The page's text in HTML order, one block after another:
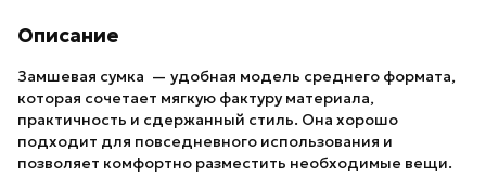
Описание
Замшевая сумка — удобная модель среднего формата,
которая сочетает мягкую фактуру материала,
практичность и сдержанный стиль. Она хорошо
подходит для повседневного использования и
позволяет комфортно разместить необходимые вещи.